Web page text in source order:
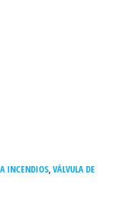
INCENDIOS,VÁLVULA DE